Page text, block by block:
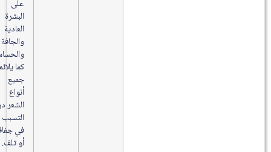
البشرة
العادية
والجافة
والحساسة،
كما يلائم
الشعر دون
التسبب
في جفاف
أو تلف.